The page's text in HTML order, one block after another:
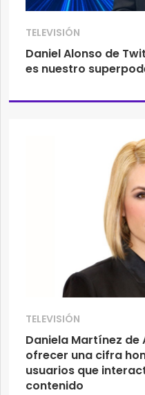
TELEVISIÓN
Daniel Alonso de
es nuestro
TELEVISIÓN
Daniela Martínez de
ofrecer una cifra
usuarios que
contenido